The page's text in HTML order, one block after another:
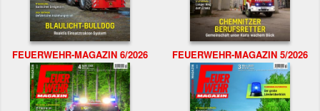
FEUERWEHR-MAGAZIN 6/2026 FEUERWEHR-MAGAZIN 5/2026